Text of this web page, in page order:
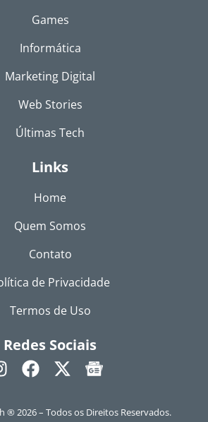
Games
Informática
Marketing Digital
Web Stories
Últimas Tech
Links
Home
Quem Somos
Contato
de Privacidade
Termos de Uso
Redes Sociais
® 2026 – Todos os Direitos Reservados.